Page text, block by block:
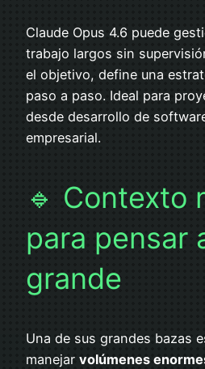
Claude Opus 4.6 puede
trabajo largos sin
el objetivo, define una
paso a paso. Ideal para
desde desarrollo de
empresarial.
🔹 Contexto
para pensar
grande
Una de sus grandes bazas
manejar volúmenes